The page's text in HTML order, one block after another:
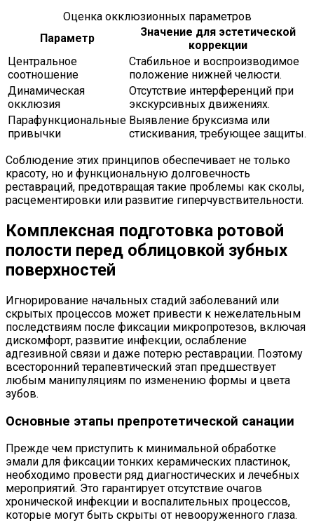
Оценка окклюзионных параметров
Параметр
Значение для эстетической
коррекции
Центральное
соотношение
Стабильное и воспроизводимое
положение нижней челюсти.
Динамическая
окклюзия
Отсутствие интерференций при
экскурсивных движениях.
Парафункциональные
привычки
Выявление бруксизма или
стискивания, требующее защиты.
Соблюдение этих принципов обеспечивает не только
красоту, но и функциональную долговечность
реставраций, предотвращая такие проблемы как сколы,
расцементировки или развитие гиперчувствительности.
Комплексная подготовка ротовой
полости перед облицовкой зубных
поверхностей
Игнорирование начальных стадий заболеваний или
скрытых процессов может привести к нежелательным
последствиям после фиксации микропротезов, включая
дискомфорт, развитие инфекции, ослабление
адгезивной связи и даже потерю реставрации. Поэтому
всесторонний терапевтический этап предшествует
любым манипуляциям по изменению формы и цвета
зубов.
Основные этапы препротетической санации
Прежде чем приступить к минимальной обработке
эмали для фиксации тонких керамических пластинок,
необходимо провести ряд диагностических и лечебных
мероприятий. Это гарантирует отсутствие очагов
хронической инфекции и воспалительных процессов,
которые могут быть скрыты от невооруженного глаза.